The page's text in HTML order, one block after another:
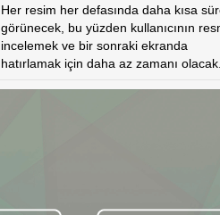
Her resim her defasında daha kısa
görünecek, bu yüzden kullanıcının
incelemek ve bir sonraki ekranda
hatırlamak için daha az zamanı olacak.